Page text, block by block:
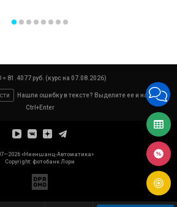
= 81.4077 руб. (курс на 07.08.2026)
Нашли ошибку в тексте? Выделите ее и нажмите
Ctrl+Enter
«Ниеншанц-Автоматика»
Copyright: фотобанк Лори